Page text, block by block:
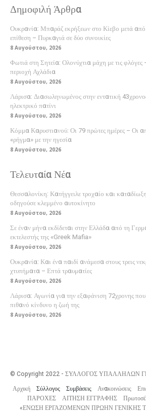
Δημοφιλή Άρθρα
Ουκρανία: Μπαράζ εκρήξεων στο Κίεβο μετά
επίθεση – Πυρκαγιά σε δύο συνοικίες
8 Αυγούστου, 2026
Φωτιά στη Σητεία: Ολονύχτια μάχη με τις
περιοχή Αχλάδια
8 Αυγούστου, 2026
Λάρισα: Διασωληνωμένος στην εντατική
ηλεκτρικό πατίνι
8 Αυγούστου, 2026
Κόμμα Καρυστιανού: Οι 79 πρώτες ημέρες – Οι
«ρήγμα» με την ηγεσία
8 Αυγούστου, 2026
Τελευταία Νέα
Θεσσαλονίκη: Κατήγγειλε τροχαίο και
οδηγούσε κλεμμένο αυτοκίνητο
8 Αυγούστου, 2026
Σε έναν μήνα εκδίδεται στην Ελλάδα από τη
εκτελεστής της «Greek Mafia»
8 Αυγούστου, 2026
Ουκρανία: Και ένα παιδί ανάμεσα στους τρεις
χτυπήματα – Επτά τραυματίες
8 Αυγούστου, 2026
Λάρισα: Αγωνία για την εξαφάνιση 72χρονης
πιθανό κίνδυνο η ζωή της
8 Αυγούστου, 2026
© Copyright 2022 - ΣΥΛΛΟΓΟΣ ΥΠΑΛΛΗΛΩΝ
Αρχική
Σύλλογος Συμβάσεις Ανακοινώσεις
ΠΑΡΟΧΕΣ
ΑΙΤΗΣΗ ΕΓΓΡΑΦΗΣ
«ΕΝΩΣΗ ΕΡΓΑΖΟΜΕΝΩΝ ΠΡΩΗΝ ΓΕΝΙΚΗΣ